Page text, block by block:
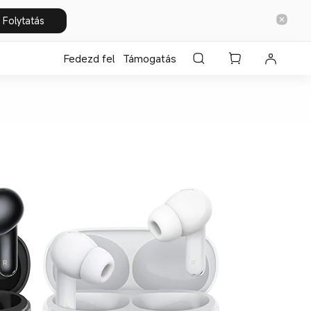
Folytatás
Fedezd fel Támogatás